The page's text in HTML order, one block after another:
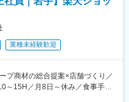
作成
向けた取り組み
経てRSV（スーパーバイザー）
経験後はマネジメントや本部
業種未経験歓迎
プ商材の総合提案×店舗づくり／
～15H／月8日～休み／食事手当